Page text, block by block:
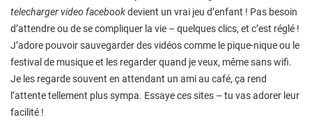
telecharger video facebookdevient un vrai jeu d’enfant ! Pas besoin
d’attendre ou de se compliquer la vie – quelques clics, et c’est réglé !
J’adore pouvoir sauvegarder des vidéos comme le pique-nique ou le
festival de musique et les regarder quand je veux, même sans wifi.
Je les regarde souvent en attendant un ami au café, ça rend
l’attente tellement plus sympa. Essaye ces sites – tu vas adorer leur
facilité !